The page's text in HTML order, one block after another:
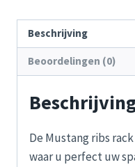
Beschrijving
Beoordelingen (0)
De Mustang ribs
waar u perfect uw